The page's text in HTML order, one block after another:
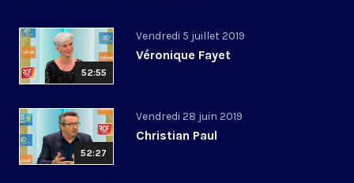
52:55
Vendredi 5 juillet 2019
Véronique Fayet
52:27
Vendredi 28 juin 2019
Christian Paul